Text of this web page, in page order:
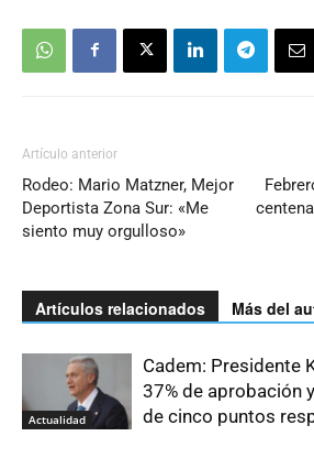
Artículo anterior
Rodeo: Mario Matzner, Mejor
Deportista Zona Sur: «Me
siento muy orgulloso»
Artículos relacionados Más del
Actualidad
Cadem: Presidente
37% de aprobación
de cinco puntos